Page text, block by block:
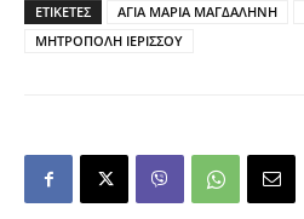
ΕΤΙΚΕΤΕΣ ΑΓΙΑ ΜΑΡΙΑ ΜΑΓΔΑΛΗΝΗ
ΜΗΤΡΟΠΟΛΗ ΙΕΡΙΣΣΟΥ